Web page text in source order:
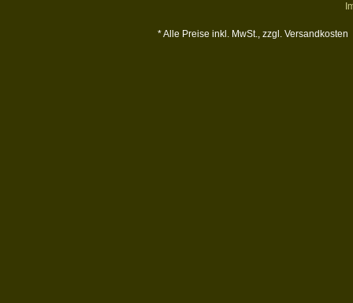
* Alle Preise inkl. MwSt., zzgl. Versandkosten